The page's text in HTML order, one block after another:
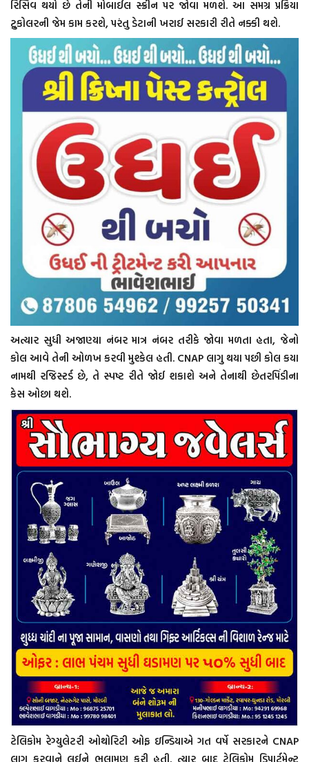
રિસિવ થયો છે તેની મોબાઈલ સ્ક્રીન પર જોવા મળશે. આ સમગ્ર પ્રક્રિયા
ટ્રુકોલરની જેમ કામ કરશે, પરંતુ ડેટાની ખરાઈ સરકારી રીતે નક્કી થશે.
અત્યાર સુધી અજાણ્યા નંબર માત્ર નંબર તરીકે જોવા મળતા હતા, જેનો
કોલ આવે તેની ઓળખ કરવી મુશ્કેલ હતી. CNAP લાગુ થયા પછી કોલ કયા
નામથી રજિસ્ટર્ડ છે, તે સ્પષ્ટ રીતે જોઈ શકાશે અને તેનાથી છેતરપિંડીના
કેસ ઓછા થશે.
ટેલિકોમ રેગ્યુલેટરી ઓથોરિટી ઓફ ઇન્ડિયાએ ગત વર્ષે સરકારને CNAP
લાગુ કરવાને લઈને ભલામણ કરી હતી. ત્યાર બાદ ટેલિકોમ ડિપાર્ટમેન્ટ